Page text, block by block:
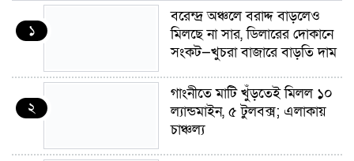
১
বরেন্দ্র অঞ্চলে বরাদ্দ বাড়লেও
মিলছে না সার, ডিলারের দোকানে
সংকট—খুচরা বাজারে বাড়তি দাম
২
গাংনীতে মাটি খুঁড়তেই মিলল ১০
ল্যান্ডমাইন, ৫ টুলবক্স; এলাকায়
চাঞ্চল্য